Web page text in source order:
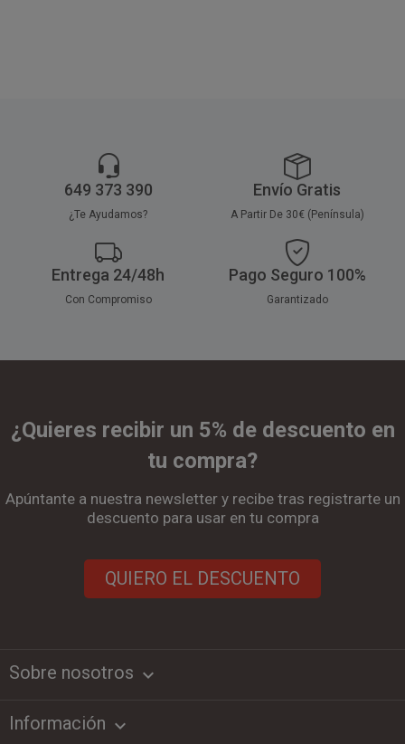
649 373 390
¿Te Ayudamos?
Envío Gratis
A Partir De 30€ (Península)
Entrega 24/48h
Con Compromiso
Pago Seguro 100%
Garantizado
¿Quieres recibir un 5% de descuento en
tu compra?
Apúntante a nuestra newsletter y recibe tras registrarte un
descuento para usar en tu compra
QUIERO EL DESCUENTO
Sobre nosotros keyboard_arrow_down
Información 